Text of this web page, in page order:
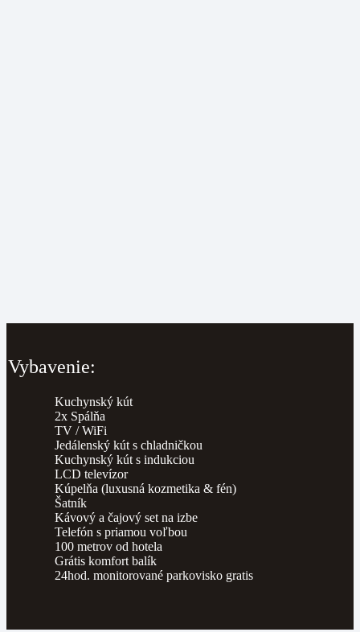
Vybavenie:
Kuchynský kút
2x Spálňa
TV / WiFi
Jedálenský kút s chladničkou
Kuchynský kút s indukciou
LCD televízor
Kúpelňa (luxusná kozmetika & fén)
Šatník
Kávový a čajový set na izbe
Telefón s priamou voľbou
100 metrov od hotela
Grátis komfort balík
24hod. monitorované parkovisko gratis